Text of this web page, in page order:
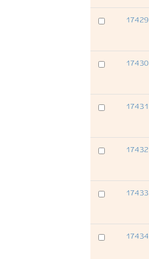
17429
17430
17431
17432
17433
17434